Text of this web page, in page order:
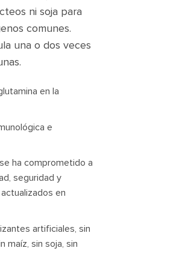
ni soja para
comunes.
una o dos veces
en la
e
ha comprometido a
seguridad y
en
artificiales, sin
maíz, sin soja, sin